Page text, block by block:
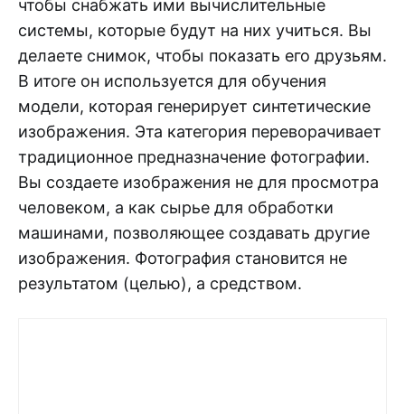
чтобы снабжать ими вычислительные
системы, которые будут на них учиться. Вы
делаете снимок, чтобы показать его друзьям.
В итоге он используется для обучения
модели, которая генерирует синтетические
изображения. Эта категория переворачивает
традиционное предназначение фотографии.
Вы создаете изображения не для просмотра
человеком, а как сырье для обработки
машинами, позволяющее создавать другие
изображения. Фотография становится не
результатом (целью), а средством.